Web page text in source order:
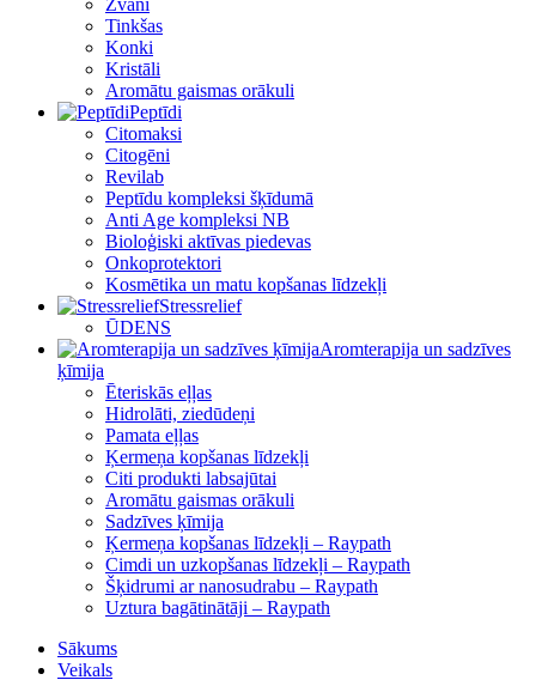
Zvani
Tinkšas
Konki
Kristāli
Aromātu gaismas orākuli
Peptīdi
Citomaksi
Citogēni
Revilab
Peptīdu kompleksi šķīdumā
Anti Age kompleksi NB
Bioloģiski aktīvas piedevas
Onkoprotektori
Kosmētika un matu kopšanas līdzekļi
Stressrelief
ŪDENS
Aromterapija un sadzīves
ķīmija
Ēteriskās eļļas
Hidrolāti, ziedūdeņi
Pamata eļļas
Ķermeņa kopšanas līdzekļi
Citi produkti labsajūtai
Aromātu gaismas orākuli
Sadzīves ķīmija
Ķermeņa kopšanas līdzekļi – Raypath
Cimdi un uzkopšanas līdzekļi – Raypath
Šķidrumi ar nanosudrabu – Raypath
Uztura bagātinātāji – Raypath
Sākums
Veikals